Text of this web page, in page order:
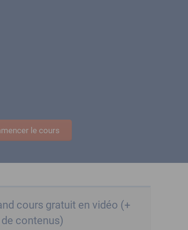
le cours
cours gratuit en vidéo (+
contenus)